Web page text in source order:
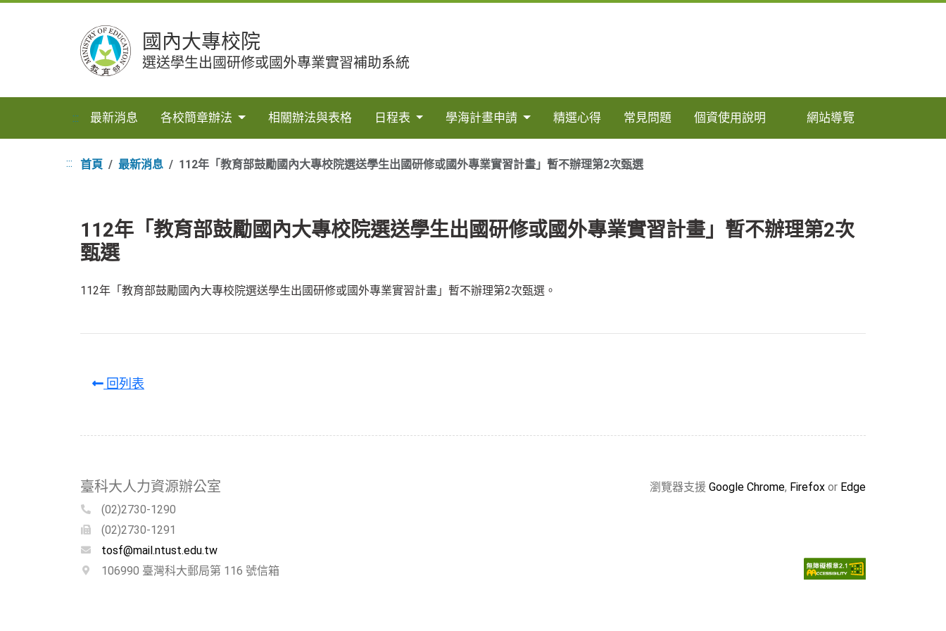
國內大專校院
選送學生出國研修或國外專業實習補助系統
::: 最新消息 各校簡章辦法 相關辦法與表格 日程表 學海計畫申請 精選心得 常見問題 個資使用說明 網站導覽
::: 首頁 最新消息 112年「教育部鼓勵國內大專校院選送學生出國研修或國外專業實習計畫」暫不辦理第2次甄選
112年「教育部鼓勵國內大專校院選送學生出國研修或國外專業實習計畫」暫不辦理第2次
甄選
112年「教育部鼓勵國內大專校院選送學生出國研修或國外專業實習計畫」暫不辦理第2次甄選。
回列表
臺科大人力資源辦公室
(02)2730-1290
(02)2730-1291
tosf@mail.ntust.edu.tw
106990 臺灣科大郵局第 116 號信箱
瀏覽器支援 Google Chrome, Firefox or Edge